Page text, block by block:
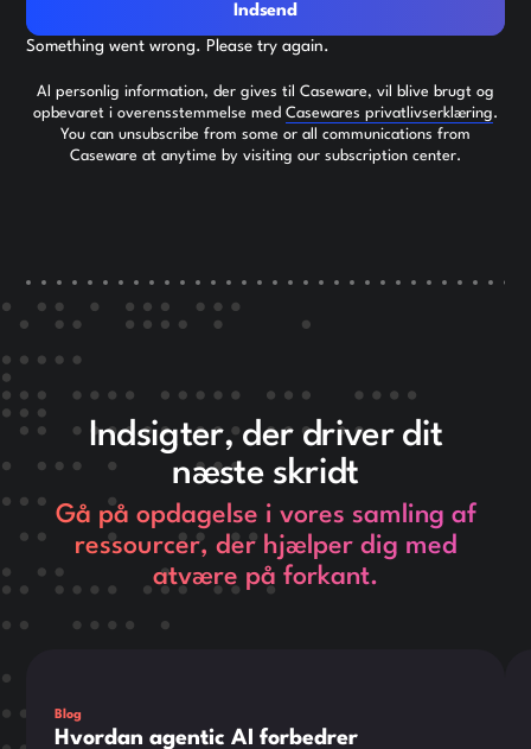
Indsend
Something went wrong. Please try again.
Al personlig information, der gives til Caseware, vil blive brugt og
opbevaret i overensstemmelse med Casewares privatlivserklæring.
You can unsubscribe from some or all communications from
Caseware at anytime by visiting our subscription center.
Indsigter, der driver dit
næste skridt
Gå på opdagelse i vores samling af
ressourcer, der hjælper dig med
atvære på forkant.
Blog
Hvordan agentic AI forbedrer